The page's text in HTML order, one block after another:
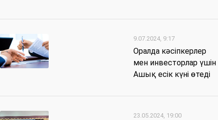
9.07.2024, 9:17
Оралда кәсіпкерлер
мен инвесторлар үшін
Ашық есік күні өтеді
23.05.2024, 19:00